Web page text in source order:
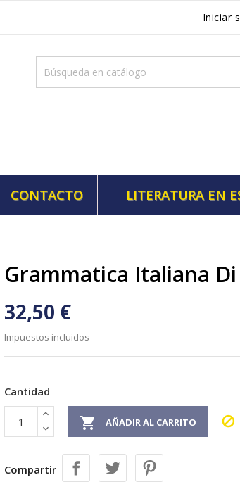
Iniciar
CONTACTO LITERATURA EN
Grammatica Italiana Di
32,50 €
Impuestos incluidos
Cantidad
 AÑADIR AL CARRITO 
Compartir